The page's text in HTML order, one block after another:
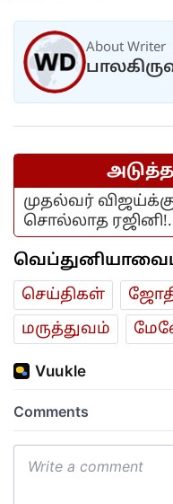
About Writer
முதல்வர்
சொல்லாத
வெப்துனியாவைப்
செய்திகள்
மரு‌த்துவ‌ம்